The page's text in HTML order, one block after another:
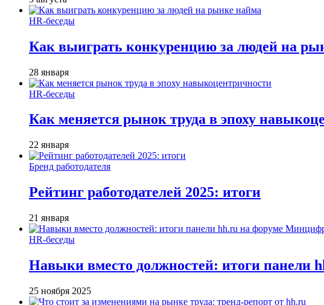
HR-беседы
Как выиграть конкуренцию за людей на
28 января
HR-беседы
Как меняется рынок труда в эпоху
22 января
Бренд работодателя
Рейтинг работодателей 2025: итоги
21 января
HR-беседы
Навыки вместо должностей: итоги
25 ноября 2025